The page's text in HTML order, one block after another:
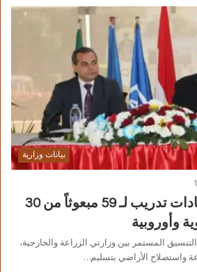
بيانات وزارية
1
“القصير” يسلم شهادات تدريب لـ 59 مبعوثاً من 30
وأوروبية
المستمر بين وزارتي الزراعة والخارجية،
واستصلاح الأراضي بتسليم…